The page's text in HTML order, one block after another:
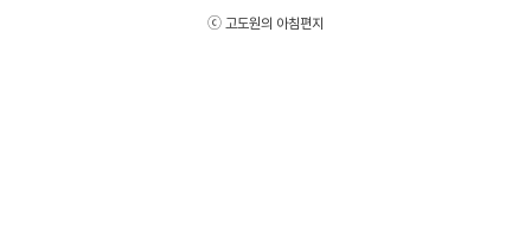
ⓒ 고도원의 아침편지